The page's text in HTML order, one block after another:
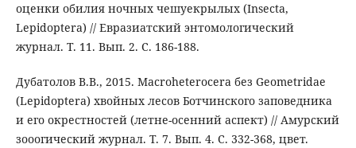
оценки обилия ночных чешуекрылых (Insecta,
Lepidoptera) // Евразиатский энтомологический
журнал. Т. 11. Вып. 2. С. 186-188.
Дубатолов В.В., 2015. Macroheterocera без Geometridae
(Lepidoptera) хвойных лесов Ботчинского заповедника
и его окрестностей (летне-осенний аспект) // Амурский
зооогический журнал. Т. 7. Вып. 4. С. 332-368, цвет.